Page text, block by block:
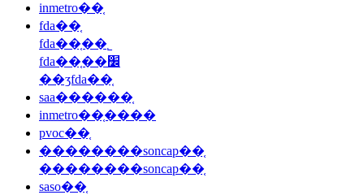
inmetro��֤
fda��֤
fda��֤��˾
fda��֤��׼
��ʒfda��֤
saa������֤
inmetro��֤����
pvoc��֤
��������soncap��֤
��������soncap��֤
saso��֤